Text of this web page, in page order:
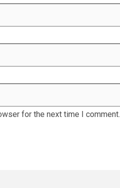
for the next time I comment.